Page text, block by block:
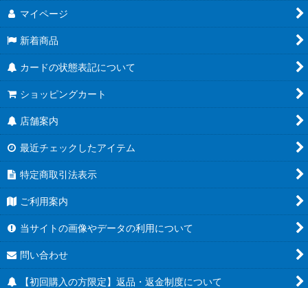
マイページ
新着商品
カードの状態表記について
ショッピングカート
店舗案内
最近チェックしたアイテム
特定商取引法表示
ご利用案内
当サイトの画像やデータの利用について
問い合わせ
【初回購入の方限定】返品・返金制度について